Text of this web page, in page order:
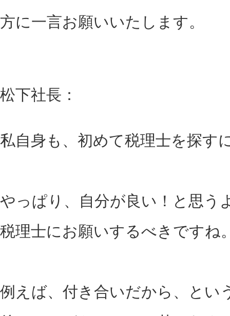
方に一言お願いいたします。
松下社長：
私自身も、初めて税理士を探す
やっぱり、自分が良い！と思う
税理士にお願いするべきですね
例えば、付き合いだから、とい